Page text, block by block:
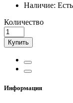
Наличие:
Количество
Купить
Информация